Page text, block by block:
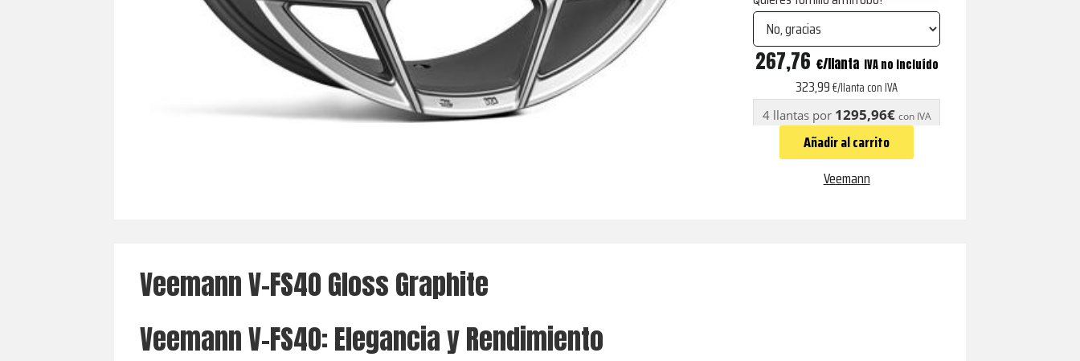
V-
Gloss
Graphite
267,76 € IVA no incluído
323,99€/llanta con IVA
4 llantas por 1295,96€ con IVA
Añadir al carrito
Veemann
Veemann V-FS40 Gloss Graphite
Veemann V-FS40: Elegancia y Rendimiento